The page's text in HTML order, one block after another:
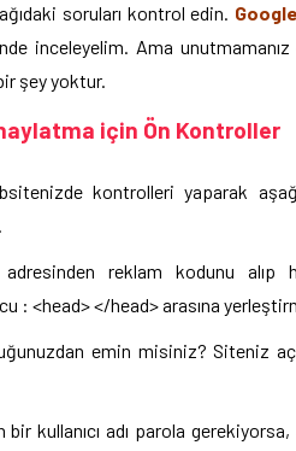
soruları kontrol edin.
inceleyelim. Ama
şey yoktur.
için Ön Kontroller
kontrolleri yaparak
adresinden reklam kodunu
: <head> </head> arasına
emin misiniz? Siteniz
kullanıcı adı parola